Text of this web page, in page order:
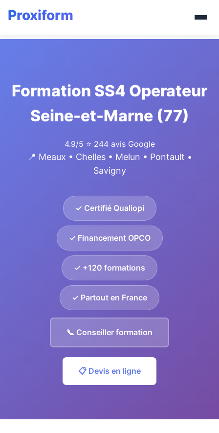
Formation SS4 Operateur
Seine-et-Marne (77)
4.9/5 ⭐ 244 avis Google
📍 Meaux • Chelles • Melun • Pontault •
Savigny
✓ Certifié Qualiopi
✓ Financement OPCO
✓ +120 formations
✓ Partout en France
📞 Conseiller formation
📋 Devis en ligne